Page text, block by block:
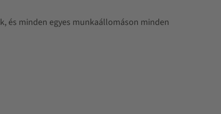
és minden egyes munkaállomáson minden